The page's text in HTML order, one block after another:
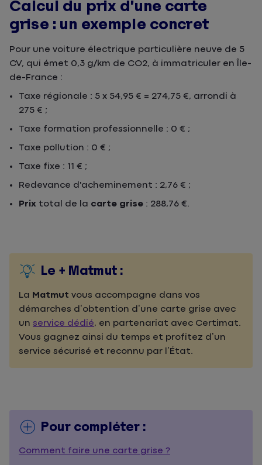
Calcul du prix d’une carte
grise : un exemple concret
Pour une voiture électrique particulière neuve de 5
CV, qui émet 0,3 g/km de CO2, à immatriculer en Île-
de-France :
Taxe régionale : 5 x 54,95 € = 274,75 €, arrondi à
275 € ;
Taxe formation professionnelle : 0 € ;
Taxe pollution : 0 € ;
Taxe fixe : 11 € ;
Redevance d'acheminement : 2,76 € ;
Prix total de la carte grise : 288,76 €.
Le + Matmut :
La Matmut vous accompagne dans vos
démarches d’obtention d’une carte grise avec
un service dédié, en partenariat avec Certimat.
Vous gagnez ainsi du temps et profitez d’un
service sécurisé et reconnu par l’État.
Pour compléter :
Comment faire une carte grise ?